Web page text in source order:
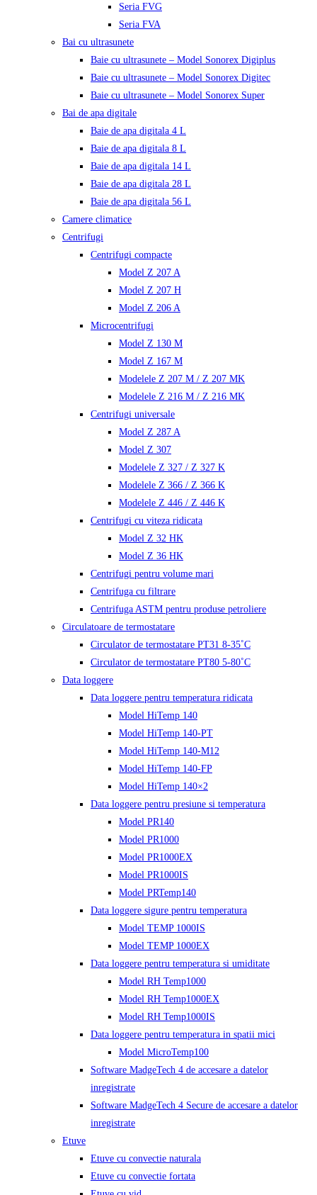
Seria FVG
Seria FVA
Bai cu ultrasunete
Baie cu ultrasunete – Model Sonorex Digiplus
Baie cu ultrasunete – Model Sonorex Digitec
Baie cu ultrasunete – Model Sonorex Super
Bai de apa digitale
Baie de apa digitala 4 L
Baie de apa digitala 8 L
Baie de apa digitala 14 L
Baie de apa digitala 28 L
Baie de apa digitala 56 L
Camere climatice
Centrifugi
Centrifugi compacte
Model Z 207 A
Model Z 207 H
Model Z 206 A
Microcentrifugi
Model Z 130 M
Model Z 167 M
Modelele Z 207 M / Z 207 MK
Modelele Z 216 M / Z 216 MK
Centrifugi universale
Model Z 287 A
Model Z 307
Modelele Z 327 / Z 327 K
Modelele Z 366 / Z 366 K
Modelele Z 446 / Z 446 K
Centrifugi cu viteza ridicata
Model Z 32 HK
Model Z 36 HK
Centrifugi pentru volume mari
Centrifuga cu filtrare
Centrifuga ASTM pentru produse petroliere
Circulatoare de termostatare
Circulator de termostatare PT31 8-35˚C
Circulator de termostatare PT80 5-80˚C
Data loggere
Data loggere pentru temperatura ridicata
Model HiTemp 140
Model HiTemp 140-PT
Model HiTemp 140-M12
Model HiTemp 140-FP
Model HiTemp 140×2
Data loggere pentru presiune si temperatura
Model PR140
Model PR1000
Model PR1000EX
Model PR1000IS
Model PRTemp140
Data loggere sigure pentru temperatura
Model TEMP 1000IS
Model TEMP 1000EX
Data loggere pentru temperatura si umiditate
Model RH Temp1000
Model RH Temp1000EX
Model RH Temp1000IS
Data loggere pentru temperatura in spatii mici
Model MicroTemp100
Software MadgeTech 4 de accesare a datelor
inregistrate
Software MadgeTech 4 Secure de accesare a datelor
inregistrate
Etuve
Etuve cu convectie naturala
Etuve cu convectie fortata